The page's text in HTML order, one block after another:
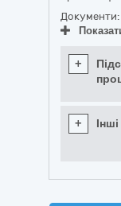
Документи:
+
+ Інші